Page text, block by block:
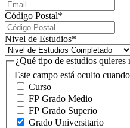
Código Postal*
Nivel de Estudios*
Este campo está oculto
¿Qué tipo de estudios quieres
Curso
FP Grado Medio
FP Grado Superio
Grado Universitario